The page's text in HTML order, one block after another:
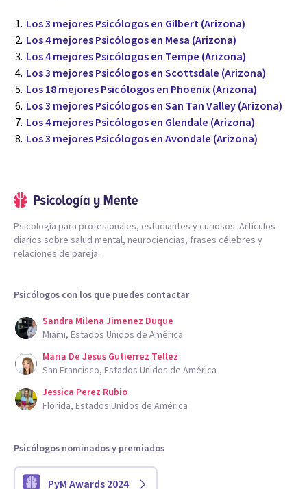
Los 3 mejores Psicólogos en Gilbert (Arizona)
Los 4 mejores Psicólogos en Mesa (Arizona)
Los 4 mejores Psicólogos en Tempe (Arizona)
Los 3 mejores Psicólogos en Scottsdale (Arizona)
Los 18 mejores Psicólogos en Phoenix (Arizona)
Los 3 mejores Psicólogos en San Tan Valley (Arizona)
Los 4 mejores Psicólogos en Glendale (Arizona)
Los 3 mejores Psicólogos en Avondale (Arizona)
Psicología para profesionales, estudiantes y curiosos. Artículos
diarios sobre salud mental, neurociencias, frases célebres y
relaciones de pareja.
Psicólogos con los que puedes contactar
Sandra Milena Jimenez Duque
Miami, Estados Unidos de América
Maria De Jesus Gutierrez Tellez
San Francisco, Estados Unidos de América
Jessica Perez Rubio
Florida, Estados Unidos de América
Psicólogos nominados y premiados
PyM Awards 2024